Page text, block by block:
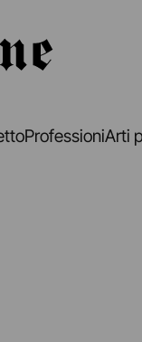
ProfessioniArti